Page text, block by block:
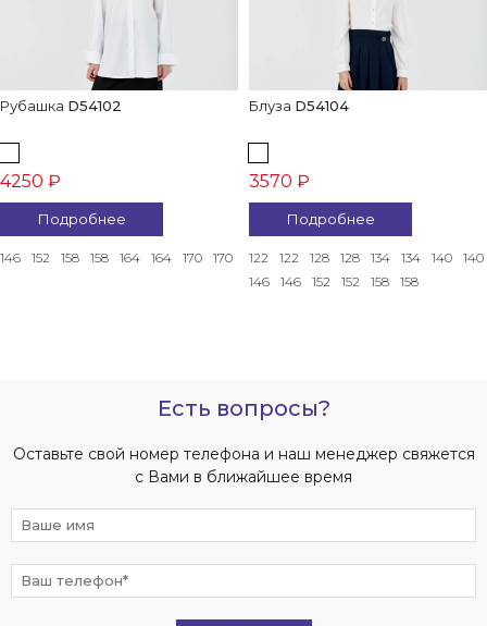
Рубашка D54102
4250 ₽
Подробнее
146 152 158 158 164 164 170 170
Блуза D54104
3570 ₽
Подробнее
122 122 128 128 134 134 140
140
146
146 152 152 158 158
Есть вопросы?
Оставьте свой номер телефона и наш менеджер свяжется
с Вами в ближайшее время